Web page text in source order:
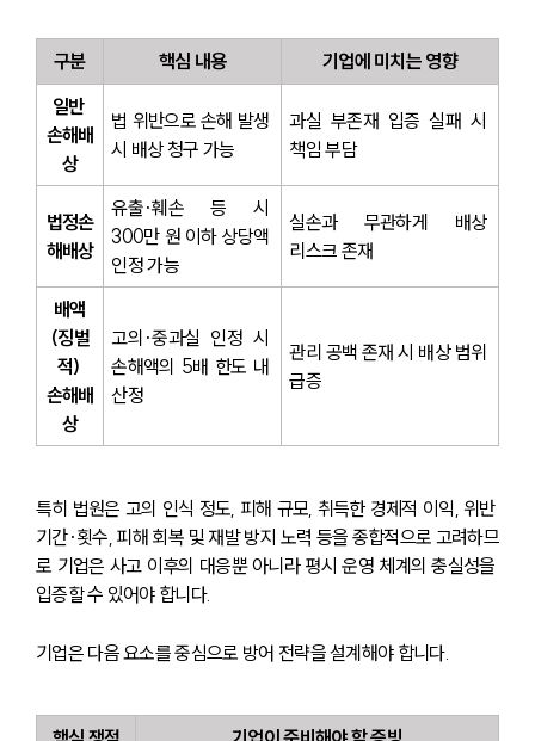
구분 핵심 내용
기업에 미치는 영향
일반
손해배
상
법 위반으로 손해 발생
시 배상 청구 가능
과실 부존재 입증 실패 시
책임 부담
법정손
해배상
유출·훼손 등 시
300만 원 이하 상당액
인정 가능
실손과 무관하게 배상
리스크 존재
배액
(징벌
적)
손해배
상
고의·중과실 인정 시
손해액의 5배 한도 내
산정
관리 공백 존재 시 배상 범위
급증
특히 법원은 고의 인식 정도, 피해 규모, 취득한 경제적 이익, 위반
기간·횟수, 피해 회복 및 재발 방지 노력 등을 종합적으로 고려하므
로 기업은 사고 이후의 대응뿐 아니라 평시 운영 체계의 충실성을
입증할 수 있어야 합니다.
기업은 다음 요소를 중심으로 방어 전략을 설계해야 합니다.